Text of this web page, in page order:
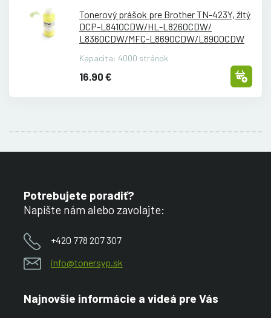
Tonerový prášok pre Brother TN-423Y, žltý
DCP-L8410CDW/HL-L8260CDW/
L8360CDW/MFC-L8690CDW/L8900CDW
Kapacita: 4000 stránok
16.90 €
Potrebujete poradiť?
Napíšte nám alebo zavolajte:
+420 778 207 307
info@tonersyp.sk
Najnovšie informácie a videá pre Vás